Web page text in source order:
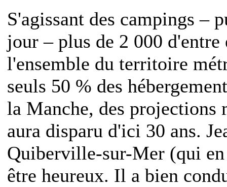
S'agissant des campings –
jour – plus de 2 000 d'entre
l'ensemble du territoire
seuls 50 % des
la Manche, des projections
aura disparu d'ici 30 ans.
Quiberville-sur-Mer (qui en
être heureux. Il a bien